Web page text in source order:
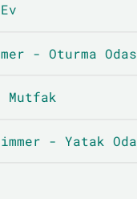
- Oturma
Mutfak
- Yatak